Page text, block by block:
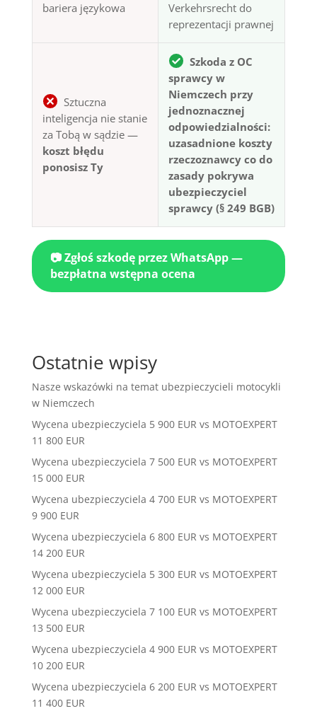
bariera językowa
Verkehrsrecht do
reprezentacji prawnej
Sztuczna
inteligencja nie stanie
za Tobą w sądzie —
koszt błędu
ponosisz Ty
Szkoda z OC
sprawcy w
Niemczech przy
jednoznacznej
odpowiedzialności:
uzasadnione koszty
rzeczoznawcy co do
zasady pokrywa
ubezpieczyciel
sprawcy (§ 249 BGB)
📷 Zgłoś szkodę przez WhatsApp —
bezpłatna wstępna ocena
Ostatnie wpisy
Nasze wskazówki na temat ubezpieczycieli motocykli
w Niemczech
Wycena ubezpieczyciela 5 900 EUR vs MOTOEXPERT
11 800 EUR
Wycena ubezpieczyciela 7 500 EUR vs MOTOEXPERT
15 000 EUR
Wycena ubezpieczyciela 4 700 EUR vs MOTOEXPERT
9 900 EUR
Wycena ubezpieczyciela 6 800 EUR vs MOTOEXPERT
14 200 EUR
Wycena ubezpieczyciela 5 300 EUR vs MOTOEXPERT
12 000 EUR
Wycena ubezpieczyciela 7 100 EUR vs MOTOEXPERT
13 500 EUR
Wycena ubezpieczyciela 4 900 EUR vs MOTOEXPERT
10 200 EUR
Wycena ubezpieczyciela 6 200 EUR vs MOTOEXPERT
11 400 EUR